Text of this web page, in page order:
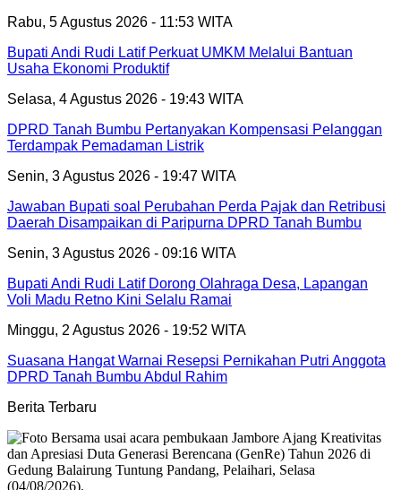
Rabu, 5 Agustus 2026 - 11:53 WITA
Bupati Andi Rudi Latif Perkuat UMKM Melalui Bantuan
Usaha Ekonomi Produktif
Selasa, 4 Agustus 2026 - 19:43 WITA
DPRD Tanah Bumbu Pertanyakan Kompensasi Pelanggan
Terdampak Pemadaman Listrik
Senin, 3 Agustus 2026 - 19:47 WITA
Jawaban Bupati soal Perubahan Perda Pajak dan Retribusi
Daerah Disampaikan di Paripurna DPRD Tanah Bumbu
Senin, 3 Agustus 2026 - 09:16 WITA
Bupati Andi Rudi Latif Dorong Olahraga Desa, Lapangan
Voli Madu Retno Kini Selalu Ramai
Minggu, 2 Agustus 2026 - 19:52 WITA
Suasana Hangat Warnai Resepsi Pernikahan Putri Anggota
DPRD Tanah Bumbu Abdul Rahim
Berita Terbaru